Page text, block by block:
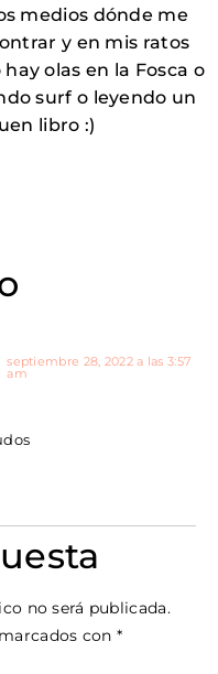
medios dónde me
y en mis ratos
olas en la Fosca o
surf o leyendo un
libro :)
septiembre 28, 2022 a las 3:57
am
no será publicada.
con *